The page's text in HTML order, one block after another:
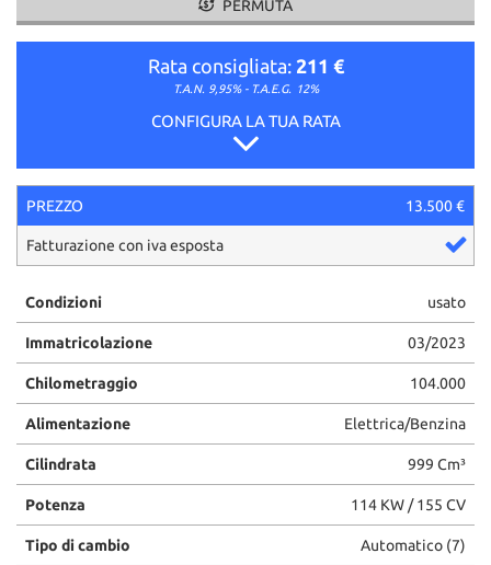
PERMUTA
Rata consigliata: 211 €
T.A.N. 9,95% - T.A.E.G. 12%
CONFIGURA LA TUA RATA
PREZZO 13.500 €
Fatturazione con iva esposta
Condizioni usato
Immatricolazione 03/2023
Chilometraggio 104.000
Alimentazione Elettrica/Benzina
Cilindrata 999 Cm³
Potenza 114 KW / 155 CV
Tipo di cambio Automatico (7)